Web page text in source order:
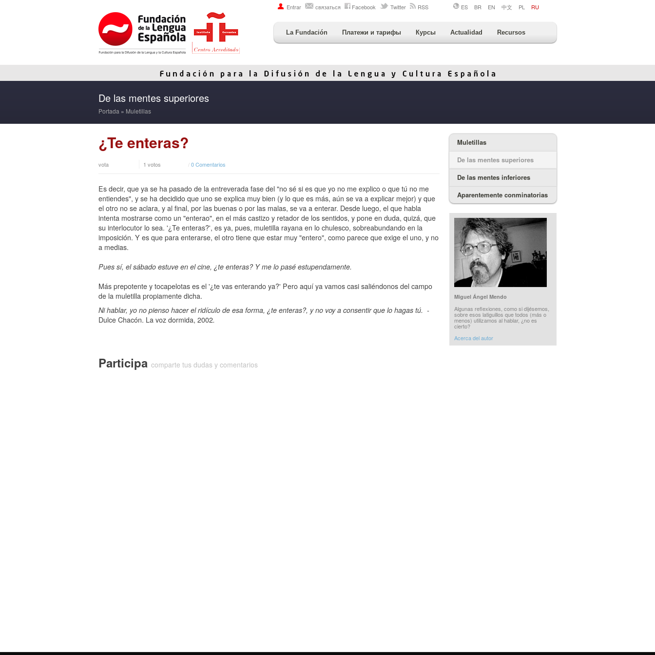
Entrar связаться Facebook Twitter RSS ES BR EN 中文 PL RU
La Fundación Платежи и тарифы Курсы Actualidad Recursos
De las mentes superiores
Portada » Muletillas
¿Te enteras?
vota 1 votos /0 Comentarios
Es decir, que ya se ha pasado de la entreverada fase del "no sé si es que yo no me explico o que tú no me
entiendes", y se ha decidido que uno se explica muy bien (y lo que es más, aún se va a explicar mejor) y que
el otro no se aclara, y al final, por las buenas o por las malas, se va a enterar. Desde luego, el que habla
intenta mostrarse como un "enterao", en el más castizo y retador de los sentidos, y pone en duda, quizá, que
su interlocutor lo sea. '¿Te enteras?', es ya, pues, muletilla rayana en lo chulesco, sobreabundando en la
imposición. Y es que para enterarse, el otro tiene que estar muy "entero", como parece que exige el uno, y no
a medias.
Pues sí, el sábado estuve en el cine, ¿te enteras? Y me lo pasé estupendamente.
Más prepotente y tocapelotas es el '¿te vas enterando ya?' Pero aquí ya vamos casi saliéndonos del campo
de la muletilla propiamente dicha.
Ni hablar, yo no pienso hacer el ridículo de esa forma, ¿te enteras?, y no voy a consentir que lo hagas tú. -
Dulce Chacón. La voz dormida, 2002.
Participa comparte tus dudas y comentarios
Muletillas
De las mentes superiores
De las mentes inferiores
Aparentemente conminatorias
Miguel Ángel Mendo
Algunas reflexiones, como si dijésemos,
sobre esos latiguillos que todos (más o
menos) utilizamos al hablar, ¿no es
cierto?
Acerca del autor